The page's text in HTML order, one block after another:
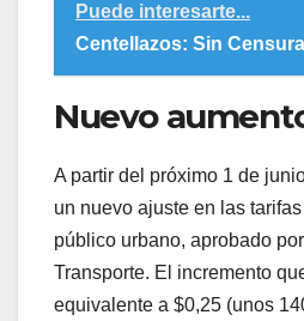
Puede interesarte...
Centellazos: Sin Censura
​Nuevo
​A partir del próximo 1 de
un nuevo ajuste en las
público urbano, aprobado
Transporte. El incremento
equivalente a $0,25 (unos